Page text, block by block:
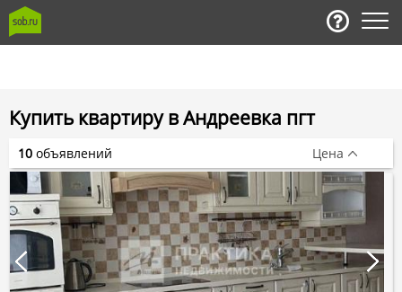
Купить квартиру в Андреевка пгт
10 объявлений Цена